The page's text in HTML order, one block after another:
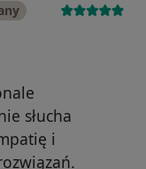
słucha
i